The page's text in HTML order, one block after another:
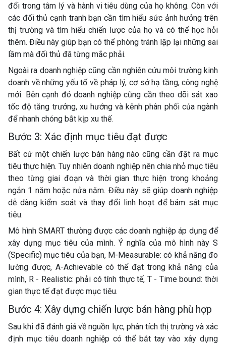
đổi trong tâm lý và hành vi tiêu dùng của họ không. Còn với
các đối thủ cạnh tranh bạn cần tìm hiểu sức ảnh hưởng trên
thị trường và tìm hiểu chiến lược của họ và có thể học hỏi
thêm. Điều này giúp bạn có thể phòng tránh lặp lại những sai
lầm mà đối thủ đã từng mắc phải.
Ngoài ra doanh nghiệp cũng cần nghiên cứu môi trường kinh
doanh về những yếu tố về pháp lý, cơ sở hạ tầng, công nghệ
mới. Bên cạnh đó doanh nghiệp cũng cần theo dõi sát xao
tốc độ tăng trưởng, xu hướng và kênh phân phối của ngành
để nhanh chóng bắt kịp xu thế.
Bước 3: Xác định mục tiêu đạt được
Bất cứ một chiến lược bán hàng nào cũng cần đặt ra mục
tiêu thực hiện. Tuy nhiên doanh nghiệp nên chia nhỏ mục tiêu
theo từng giai đoạn và thời gian thực hiện trong khoảng
ngắn 1 năm hoặc nửa năm. Điều này sẽ giúp doanh nghiệp
dễ dàng kiểm soát và thay đổi linh hoạt để bám sát mục
tiêu.
Mô hình SMART thường được các doanh nghiệp áp dụng để
xây dựng mục tiêu của mình. Ý nghĩa của mô hình này S
(Specific) mục tiêu của bạn, M-Measurable: có khả năng đo
lường được, A-Achievable có thể đạt trong khả năng của
mình, R - Realistic: phải có tính thực tế, T - Time bound: thời
gian thực tế đạt được mục tiêu.
Bước 4: Xây dựng chiến lược bán hàng phù hợp
Sau khi đã đánh giá về nguồn lực, phân tích thị trường và xác
định mục tiêu doanh nghiệp có thể bắt tay vào xây dựng